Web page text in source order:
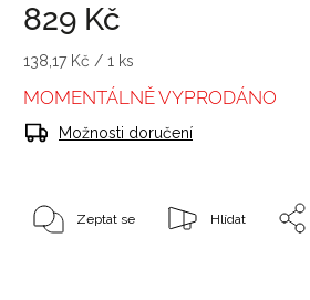
829 Kč
138,17 Kč / 1 ks
MOMENTÁLNĚ VYPRODÁNO
Možnosti doručení
Zeptat se Hlídat